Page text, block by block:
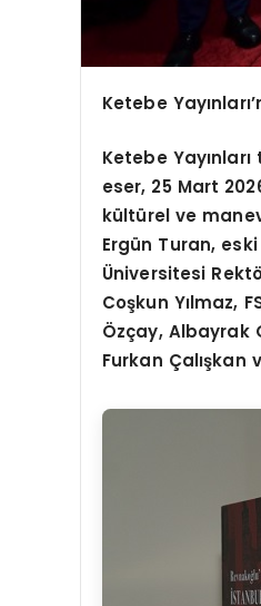
Ketebe
Ketebe
eser, 25 Mart
kültürel ve
Ergün Turan,
Üniversitesi
Coşkun Yılmaz,
Özçay, Albayrak
Furkan Çalışkan